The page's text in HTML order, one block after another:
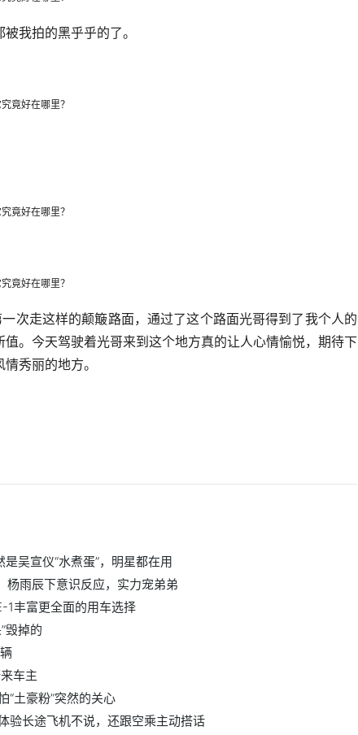
我拍的黑乎乎的了。
次走这样的颠簸路面，通过了这个路面光哥得到了我个人的
。今天驾驶着光哥来到这个地方真的让人心情愉悦，期待下
秀丽的地方。
吴宣仪“水煮蛋”，明星都在用
杨雨辰下意识反应，实力宠弟弟
1丰富更全面的用车选择
毁掉的
车主
“土豪粉”突然的关心
验长途飞机不说，还跟空乘主动搭话